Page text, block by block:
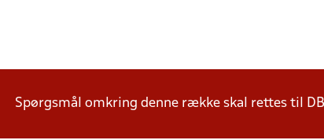
Spørgsmål omkring denne række skal rettes til